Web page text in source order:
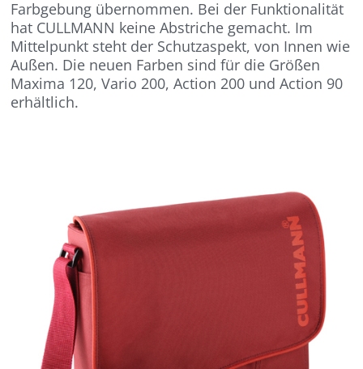
Farbgebung übernommen. Bei der Funktionalität
hat CULLMANN keine Abstriche gemacht. Im
Mittelpunkt steht der Schutzaspekt, von Innen wie
Außen. Die neuen Farben sind für die Größen
Maxima 120, Vario 200, Action 200 und Action 90
erhältlich.